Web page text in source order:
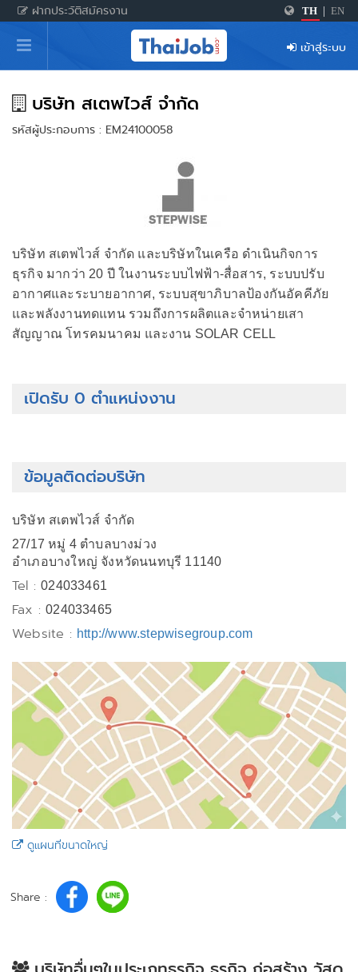
ฝากประวัติสมัครงาน TH EN
หน้าหลัก
ผู้สมัครงาน: เข้าสู่ระบบ
ฝากประวัติสมัครงาน
เกร็ดความรู้
เข้าสู่ระบบ
บริษัท สเตพไวส์ จำกัด
รหัสผู้ประกอบการ : EM24100058
บริษัท สเตพไวส์ จำกัด และบริษัทในเครือ ดำเนินกิจการ
ธุรกิจ มากว่า 20 ปี ในงานระบบไฟฟ้า-สื่อสาร, ระบบปรับ
อากาศและระบายอากาศ, ระบบสุขาภิบาลป้องกันอัคคีภัย
และพลังงานทดแทน รวมถึงการผลิตและจำหน่ายเสา
สัญญาณ โทรคมนาคม และงาน SOLAR CELL
เปิดรับ 0 ตำแหน่งงาน
ข้อมูลติดต่อบริษัท
บริษัท สเตพไวส์ จำกัด
27/17 หมู่ 4 ตำบลบางม่วง
อำเภอบางใหญ่ จังหวัดนนทบุรี 11140
Tel :024033461
Fax :024033465
Website : http://www.stepwisegroup.com
ดูแผนที่ขนาดใหญ่
Share :